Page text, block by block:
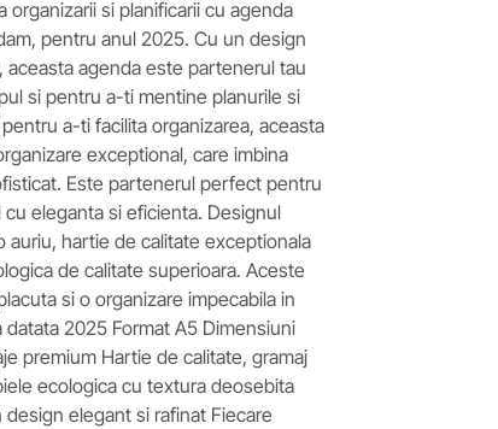
si planificarii cu agenda
pentru anul 2025. Cu un design
agenda este partenerul tau
si pentru a-ti mentine planurile si
a-ti facilita organizarea, aceasta
exceptional, care imbina
Este partenerul perfect pentru
eleganta si eficienta. Designul
auriu, hartie de calitate exceptionala
de calitate superioara. Aceste
si o organizare impecabila in
2025 Format A5 Dimensiuni
premium Hartie de calitate, gramaj
ecologica cu textura deosebita
elegant si rafinat Fiecare